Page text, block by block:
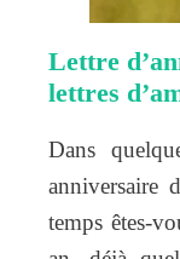
Lettre
lettres
Dans
anniversaire
temps êtes-